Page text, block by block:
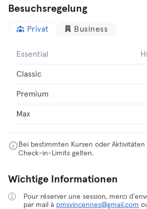
Besuchsregelung
Privat Business
Essential
Classic
Premium
Max
Bei bestimmten Kursen oder Aktivitäten
Check-in-Limits gelten.
Wichtige Informationen
Pour réserver une session, merci
par mail à pmsvincennes@gmail.com